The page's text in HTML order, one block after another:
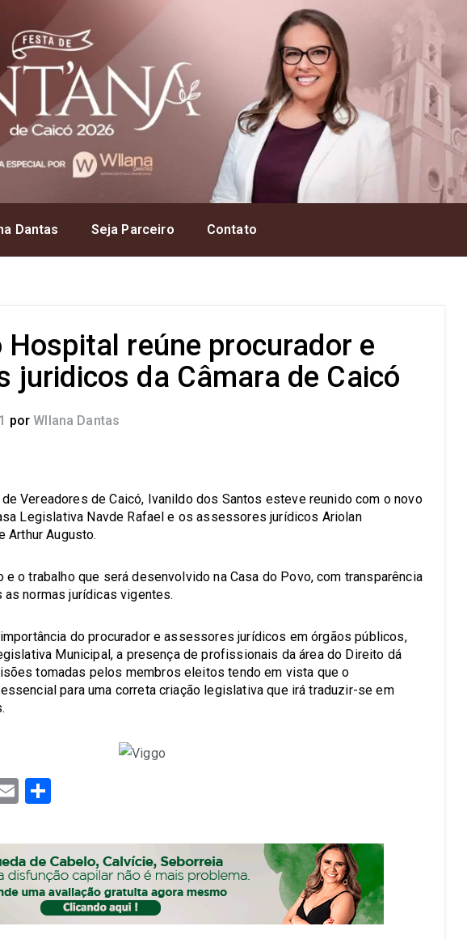
Dantas Seja Parceiro Contato
Hospital reúne procurador e
juridicos da Câmara de Caicó
por Wllana Dantas
Vereadores de Caicó, Ivanildo dos Santos esteve reunido com o novo
Legislativa Navde Rafael e os assessores jurídicos Ariolan
Arthur Augusto.
e o trabalho que será desenvolvido na Casa do Povo, com transparência
normas jurídicas vigentes.
do procurador e assessores jurídicos em órgãos públicos,
Municipal, a presença de profissionais da área do Direito dá
tomadas pelos membros eleitos tendo em vista que o
para uma correta criação legislativa que irá traduzir-se em
Email